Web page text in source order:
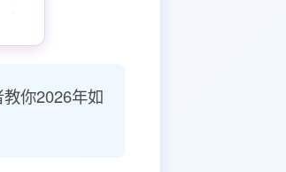
你2026年如